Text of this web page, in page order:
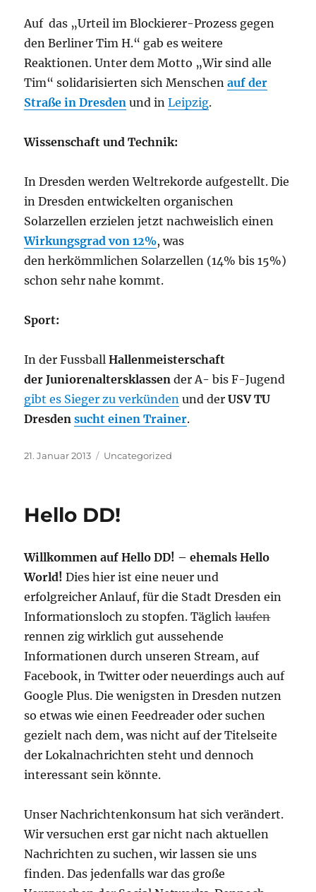
Auf das „Urteil im Blockierer-Prozess gegen
den Berliner Tim H.“ gab es weitere
Reaktionen. Unter dem Motto „Wir sind alle
Tim“ solidarisierten sich Menschenauf der
Straße in Dresden und inLeipzig.
Wissenschaft und Technik:
In Dresden werden Weltrekorde aufgestellt. Die
in Dresden entwickelten organischen
Solarzellen erzielen jetzt nachweislich einen
Wirkungsgrad von 12%, was
den herkömmlichen Solarzellen (14% bis 15%)
schon sehr nahe kommt.
Sport:
In der FussballHallenmeisterschaft
der Juniorenaltersklassen der A- bis F-Jugend
gibt es Sieger zu verkünden und derUSV TU
Dresdensucht einen Trainer.
Veröffentlicht
21. Januar 2013 Kategorien
Uncategorized
Hello DD!
Willkommen auf Hello DD! – ehemals Hello
World! Dies hier ist eine neuer und
erfolgreicher Anlauf, für die Stadt Dresden ein
Informationsloch zu stopfen. Täglichlaufen
rennen zig wirklich gut aussehende
Informationen durch unseren Stream, auf
Facebook, in Twitter oder neuerdings auch auf
Google Plus. Die wenigsten in Dresden nutzen
so etwas wie einen Feedreader oder suchen
gezielt nach dem, was nicht auf der Titelseite
der Lokalnachrichten steht und dennoch
interessant sein könnte.
Unser Nachrichtenkonsum hat sich verändert.
Wir versuchen erst gar nicht nach aktuellen
Nachrichten zu suchen, wir lassen sie uns
finden. Das jedenfalls war das große